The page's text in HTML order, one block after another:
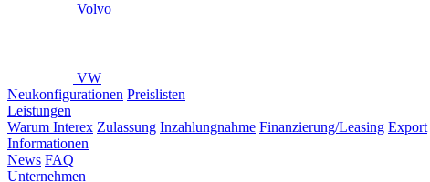
Volvo
VW
Neukonfigurationen Preislisten
Leistungen
Warum Interex Zulassung Inzahlungnahme Finanzierung/Leasing Export
Informationen
News FAQ
Unternehmen